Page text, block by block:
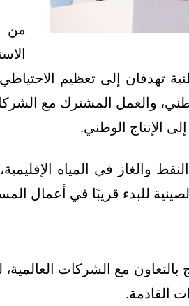
من
تهدفان إلى تعظيم الاحتياطي
والعمل المشترك مع
الإنتاج الوطني.
والغاز في المياه
للبدء قريبًا في أعمال